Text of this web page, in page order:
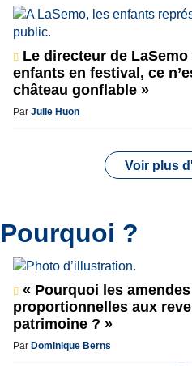
Le directeur de
enfants en festival, ce
château gonflable »
Par Julie Huon
Voir plus
Pourquoi ?
« Pourquoi les
proportionnelles aux
patrimoine ? »
Par Dominique Berns